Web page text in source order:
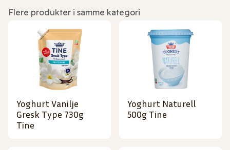
Flere produkter i samme kategori
Yoghurt Vanilje
Gresk Type 730g
Tine
Yoghurt Naturell
500g Tine